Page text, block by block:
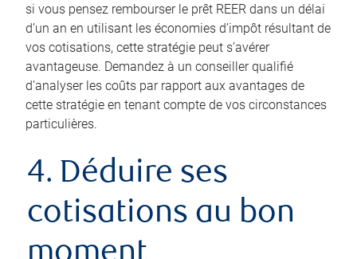
si vous pensez rembourser le prêt REER dans un délai
d’un an en utilisant les économies d’impôt résultant de
vos cotisations, cette stratégie peut s’avérer
avantageuse. Demandez à un conseiller qualifié
d’analyser les coûts par rapport aux avantages de
cette stratégie en tenant compte de vos circonstances
particulières.
4. Déduire ses
cotisations au bon